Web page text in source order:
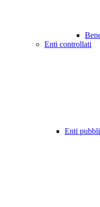
Enti controllati
Enti